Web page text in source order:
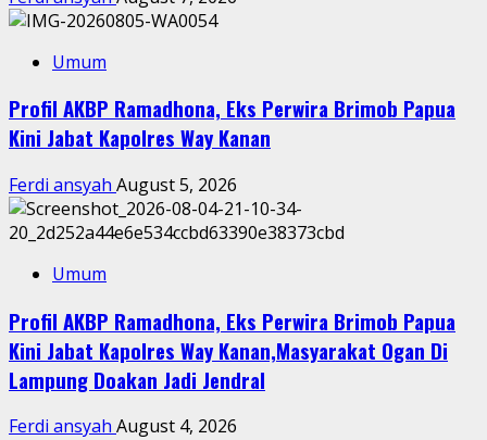
Umum
Profil AKBP Ramadhona, Eks Perwira Brimob Papua
Kini Jabat Kapolres Way Kanan
Ferdi ansyah August 5, 2026
Umum
Profil AKBP Ramadhona, Eks Perwira Brimob Papua
Kini Jabat Kapolres Way Kanan,Masyarakat Ogan Di
Lampung Doakan Jadi Jendral
Ferdi ansyah August 4, 2026